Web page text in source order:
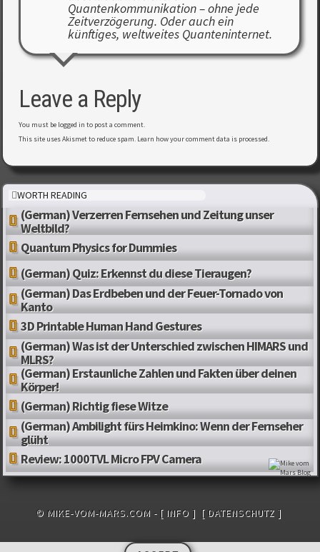
Quantenkommunikation – ohne jede
Zeitverzögerung. Oder auch ein
künftiges, weltweites Quanteninternet.
Leave a Reply
You must be logged in to post a comment.
This site uses Akismet to reduce spam. Learn how your comment data is processed.
WORTH READING
(German) Verzerren Fernsehen und Zeitung unser
Weltbild?
Quantum Physics for Dummies
(German) Quiz: Erkennst du diese Tieraugen?
(German) Das Erdbeben und der Feuer-Tornado von
Kanto
3D Printable Human Hand Gestures
(German) Was ist der Unterschied zwischen HIMARS und
MLRS?
(German) Erstaunliche Zahlen und Fakten über deinen
Körper!
(German) Richtig fiese Witze
(German) Ambilight fürs Heimkino: Wenn der Fernseher
glüht
Review: 1000TVL Micro FPV Camera
© MIKE-VOM-MARS.COM - [ INFO ] [ DATENSCHUTZ ]